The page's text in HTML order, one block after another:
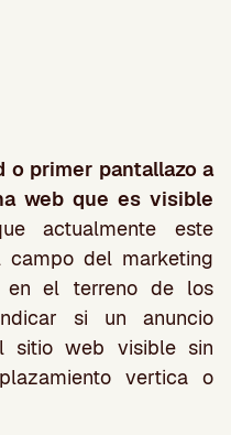
o primer pantallazo a
web que es visible
actualmente este
del marketing
en el terreno de los
si un anuncio
sitio web visible sin
vertica o